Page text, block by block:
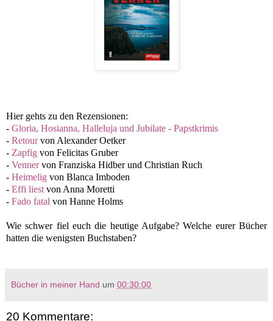
Hier gehts zu den Rezensionen:
- Gloria, Hosianna, Halleluja und Jubilate - Papstkrimis
- Retourvon Alexander Oetker
- Zapfig von Felicitas Gruber
- Vennervon Franziska Hidber und Christian Ruch
- Heimelig von Blanca Imboden
- Effi liest von Anna Moretti
- Fado fatal von Hanne Holms
Wie schwer fiel euch die heutige Aufgabe? Welche eurer Bücher
hatten die wenigsten Buchstaben?
Bücher in meiner Hand um 00:30:00
20 Kommentare: